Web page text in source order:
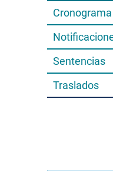
Sentencias
Traslados